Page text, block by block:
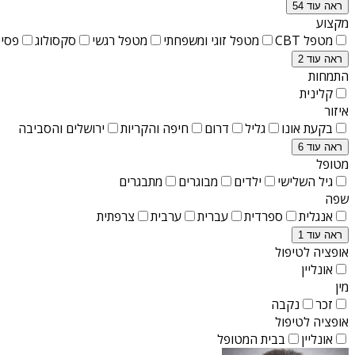
ראה עוד 54
מקצוע
מטפל CBT
מטפל זוגי ומשפחתי מטפל רגשי סקסולוג
ראה עוד 2
התמחות
קלינית
איזור
בקעת אונו
גליל דרום חיפה והקריות ירושלים והסביבה
ראה עוד 6
מטופל
גיל השלישי
ילדים מבוגרים
מתבגרים
שפה
אנגלית
ספרדית עברית ערבית צרפתית
ראה עוד 1
אופציה לטיפול
אונליין
מין
זכר
נקבה
אופציה לטיפול
אונליין
בבית המטופל